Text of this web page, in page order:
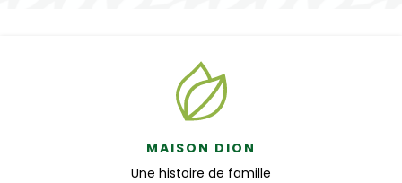
MAISON DION
Une histoire de famille